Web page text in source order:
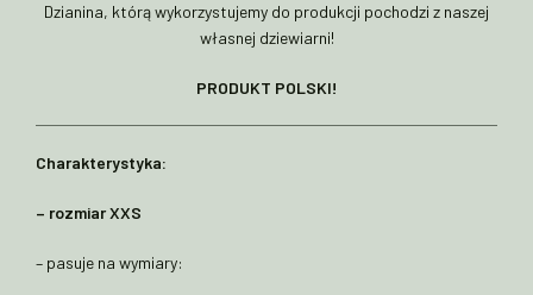
Dzianina, którą wykorzystujemy do produkcji pochodzi z naszej
własnej dziewiarni!
PRODUKT POLSKI!
Charakterystyka:
– rozmiar XXS
– pasuje na wymiary: